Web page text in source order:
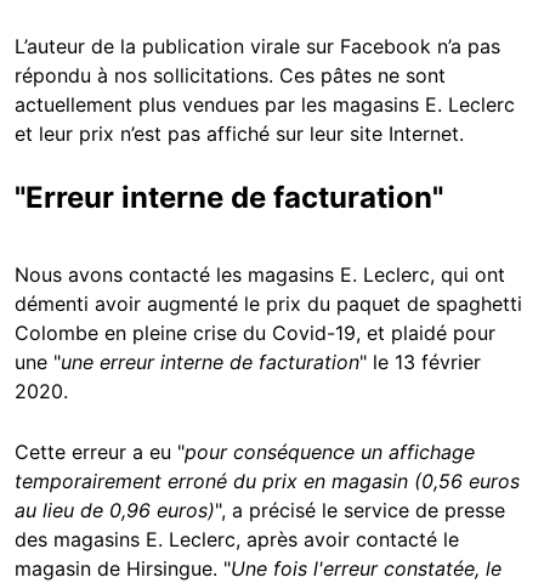
L’auteur de la publication virale sur Facebook n’a pas
répondu à nos sollicitations. Ces pâtes ne sont
actuellement plus vendues par les magasins E. Leclerc
et leur prix n’est pas affiché sur leur site Internet.
"Erreur interne de facturation"
Nous avons contacté les magasins E. Leclerc, qui ont
démenti avoir augmenté le prix du paquet de spaghetti
Colombe en pleine crise du Covid-19, et plaidé pour
une "une erreur interne de facturation" le 13 février
2020.
Cette erreur a eu "pour conséquence un affichage
temporairement erroné du prix en magasin (0,56 euros
au lieu de 0,96 euros)", a précisé le service de presse
des magasins E. Leclerc, après avoir contacté le
magasin de Hirsingue. "Une fois l'erreur constatée, le